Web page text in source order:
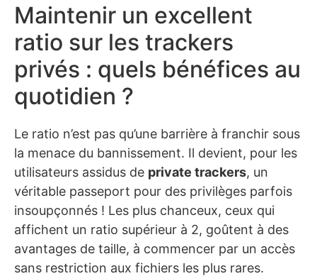
Maintenir un excellent
ratio sur les trackers
privés : quels bénéfices au
quotidien ?
Le ratio n’est pas qu’une barrière à franchir sous
la menace du bannissement. Il devient, pour les
utilisateurs assidus de private trackers, un
véritable passeport pour des privilèges parfois
insoupçonnés ! Les plus chanceux, ceux qui
affichent un ratio supérieur à 2, goûtent à des
avantages de taille, à commencer par un accès
sans restriction aux fichiers les plus rares.